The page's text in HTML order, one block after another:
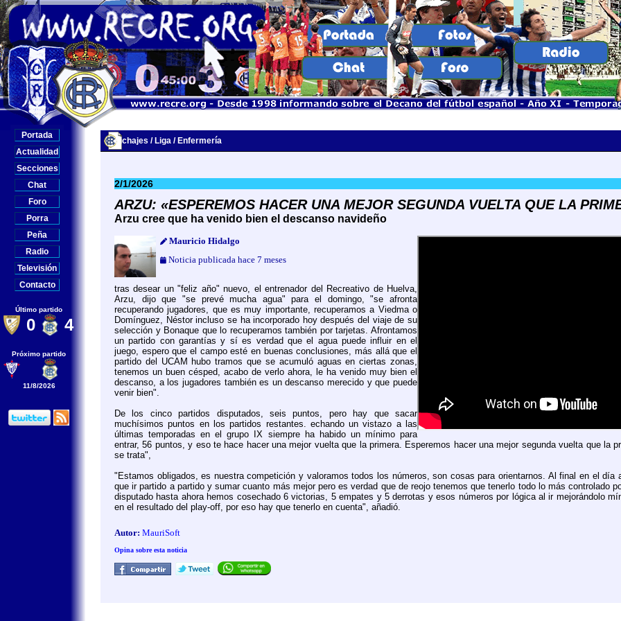
Último partido
0 4
Próximo partido
11/8/2026
Fichajes / Liga / Enfermería
2/1/2026
ARZU: «ESPEREMOS HACER UNA MEJOR SEGUNDA VUELTA QUE LA
Arzu cree que ha venido bien el descanso navideño
Mauricio Hidalgo
Noticia publicada hace 7 meses
tras desear un "feliz año" nuevo, el entrenador del Recreativo de Huelva,
Arzu, dijo que "se prevé mucha agua" para el domingo, "se afronta
recuperando jugadores, que es muy importante, recuperamos a Viedma o
Domínguez, Néstor incluso se ha incorporado hoy después del viaje de su
selección y Bonaque que lo recuperamos también por tarjetas. Afrontamos
un partido con garantías y sí es verdad que el agua puede influir en el
juego, espero que el campo esté en buenas conclusiones, más allá que el
partido del UCAM hubo tramos que se acumuló aguas en ciertas zonas,
tenemos un buen césped, acabo de verlo ahora, le ha venido muy bien el
descanso, a los jugadores también es un descanso merecido y que puede
venir bien".
De los cinco partidos disputados, seis puntos, pero hay que sacar
muchísimos puntos en los partidos restantes. echando un vistazo a las
últimas temporadas en el grupo IX siempre ha habido un mínimo para
entrar, 56 puntos, y eso te hace hacer una mejor vuelta que la primera. Esperemos hacer una mejor segunda vuelta que la
se trata",
"Estamos obligados, es nuestra competición y valoramos todos los números, son cosas para orientarnos. Al final en el día
que ir partido a partido y sumar cuanto más mejor pero es verdad que de reojo tenemos que tenerlo todo lo más controlado
disputado hasta ahora hemos cosechado 6 victorias, 5 empates y 5 derrotas y esos números por lógica al ir mejorándolo
en el resultado del play-off, por eso hay que tenerlo en cuenta", añadió.
Autor: MauriSoft
Opina sobre esta noticia
Portada
Actualidad
Secciones
Chat
Foro
Porra
Peña
Radio
Televisión
Contacto